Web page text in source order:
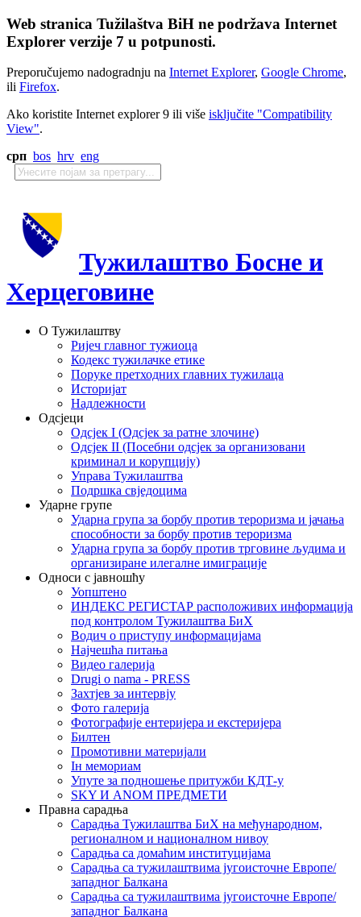
Web stranica Tužilaštva BiH ne podržava Internet
Explorer verzije 7 u potpunosti.
Preporučujemo nadogradnju na Internet Explorer, Google Chrome,
ili Firefox.
Ako koristite Internet explorer 9 ili više isključite "Compatibility
View".
срп bos hrv eng
Тужилаштво Босне и
Херцеговине
О Тужилаштву
Ријеч главног тужиоца
Кодекс тужилачке етике
Поруке претходних главних тужилаца
Историјат
Надлежности
Одсјеци
Одсјек I (Одсјек за ратне злочине)
Одсјек II (Посебни одсјек за организовани
криминал и корупцију)
Управа Тужилаштва
Подршка свједоцима
Ударне групе
Ударна група за борбу против тероризма и јачања
способности за борбу против тероризма
Ударна група за борбу против трговине људима и
организиране илегалне имиграције
Односи с јавношћу
Уопштено
ИНДЕКС РЕГИСТАР расположивих информација
под контролом Тужилаштва БиХ
Водич о приступу информацијама
Најчешћа питања
Видео галерија
Drugi o nama - PRESS
Захтјев за интервју
Фото галерија
Фотографије ентеријера и екстеријера
Билтен
Промотивни материјали
Iн мемориам
Упуте за подношење притужби КДТ-у
SKY И ANOM ПРЕДМЕТИ
Правна сарадња
Сарадња Тужилаштва БиХ на међународном,
регионалном и националном нивоу
Сарадња са домаћим институцијама
Сарадња са тужилаштвима југоисточне Европе/
западног Балкана
Сарадња са тужилаштвима југоисточне Европе/
западног Балкана